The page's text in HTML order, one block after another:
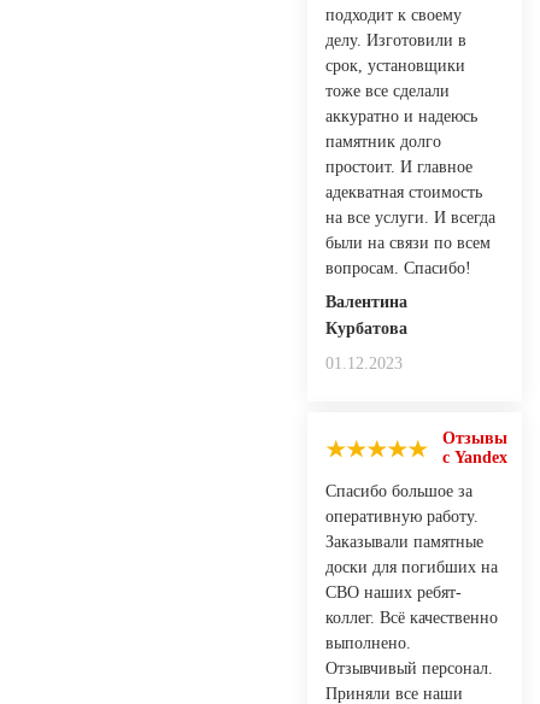
подходит к своему
делу. Изготовили в
срок, установщики
тоже все сделали
аккуратно и надеюсь
памятник долго
простоит. И главное
адекватная стоимость
на все услуги. И всегда
были на связи по всем
вопросам. Спасибо!
Валентина
Курбатова
01.12.2023
Отзывы
с Yandex
Спасибо большое за
оперативную работу.
Заказывали памятные
доски для погибших на
СВО наших ребят-
коллег. Всё качественно
выполнено.
Отзывчивый персонал.
Приняли все наши